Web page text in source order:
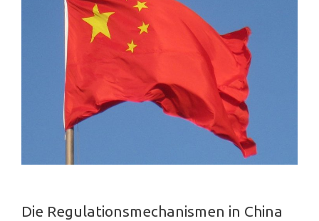
Die Regulationsmechanismen in China